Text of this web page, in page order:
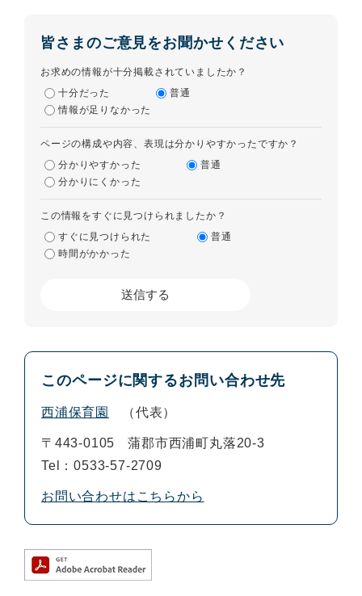
皆さまのご意見をお聞かせください
お求めの情報が十分掲載されていましたか？
十分だった
普通
情報が足りなかった
ページの構成や内容、表現は分かりやすかったですか？
分かりやすかった
普通
分かりにくかった
この情報をすぐに見つけられましたか？
すぐに見つけられた
普通
時間がかかった
このページに関するお問い合わせ先
西浦保育園 代表
〒443-0105
蒲郡市西浦町丸落20-3
Tel：0533-57-2709
お問い合わせはこちらから